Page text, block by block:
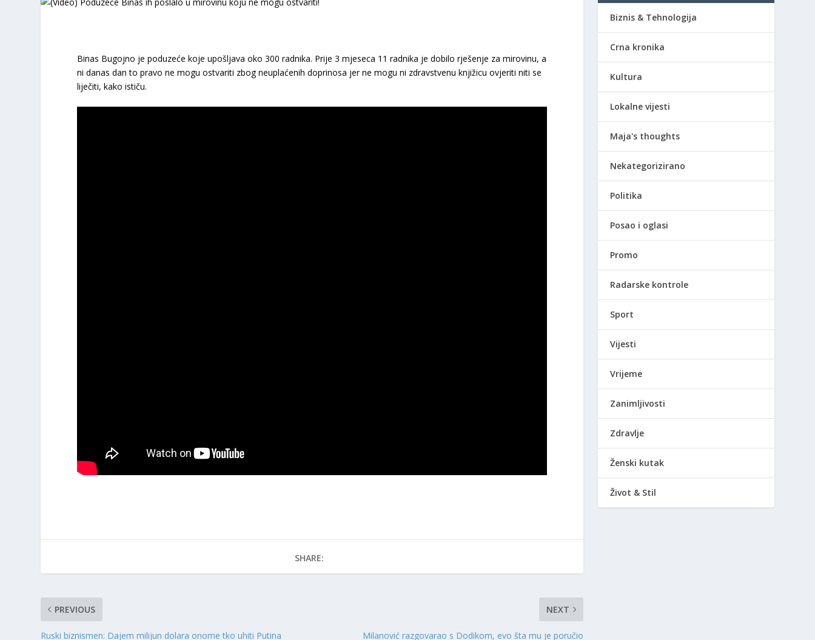
Binas Bugojno je poduzeće koje upošljava oko 300 radnika. Prije 3 mjeseca 11 radnika je dobilo rješenje za mirovinu, a
ni danas dan to pravo ne mogu ostvariti zbog neuplaćenih doprinosa jer ne mogu ni zdravstvenu knjižicu ovjeriti niti se
liječiti, kako ističu.
SHARE:
PREVIOUS
Ruski biznismen: Dajem milijun dolara onome tko uhiti Putina
NEXT
Milanović razgovarao s Dodikom, evo šta mu je poručio
Biznis & Tehnologija
Crna kronika
Kultura
Lokalne vijesti
Maja's thoughts
Nekategorizirano
Politika
Posao i oglasi
Promo
Radarske kontrole
Sport
Vijesti
Vrijeme
Zanimljivosti
Zdravlje
Ženski kutak
Život & Stil